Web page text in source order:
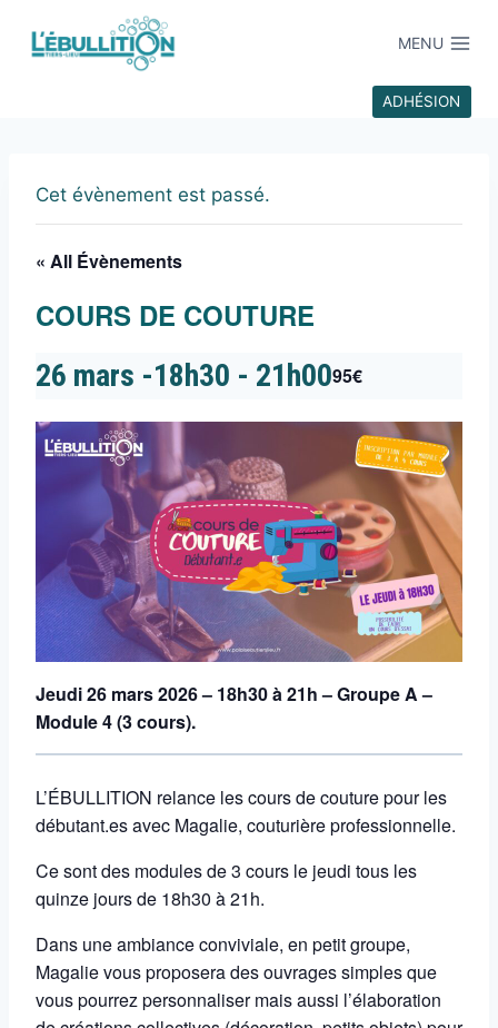
MENU
ADHÉSION
Cet évènement est passé.
« All Évènements
COURS DE COUTURE
26 mars -18h30 - 21h0095€
Jeudi 26 mars 2026 – 18h30 à 21h – Groupe A –
Module 4 (3 cours).
L’ÉBULLITION relance les cours de couture pour les
débutant.es avec Magalie, couturière professionnelle.
Ce sont des modules de 3 cours le jeudi tous les
quinze jours de 18h30 à 21h.
Dans une ambiance conviviale, en petit groupe,
Magalie vous proposera des ouvrages simples que
vous pourrez personnaliser mais aussi l’élaboration